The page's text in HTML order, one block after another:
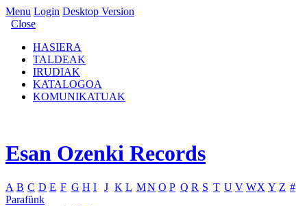
Menu Login Desktop Version
Close
HASIERA
TALDEAK
IRUDIAK
KATALOGOA
KOMUNIKATUAK
Esan Ozenki Records
A B C D E F G H I J K L MN O P Q R S T U V WX Y Z #
Parafünk